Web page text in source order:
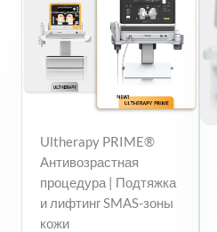
Ultherapy PRIME®
Антивозрастная
процедура | Подтяжка
и лифтинг SMAS-зоны
кожи